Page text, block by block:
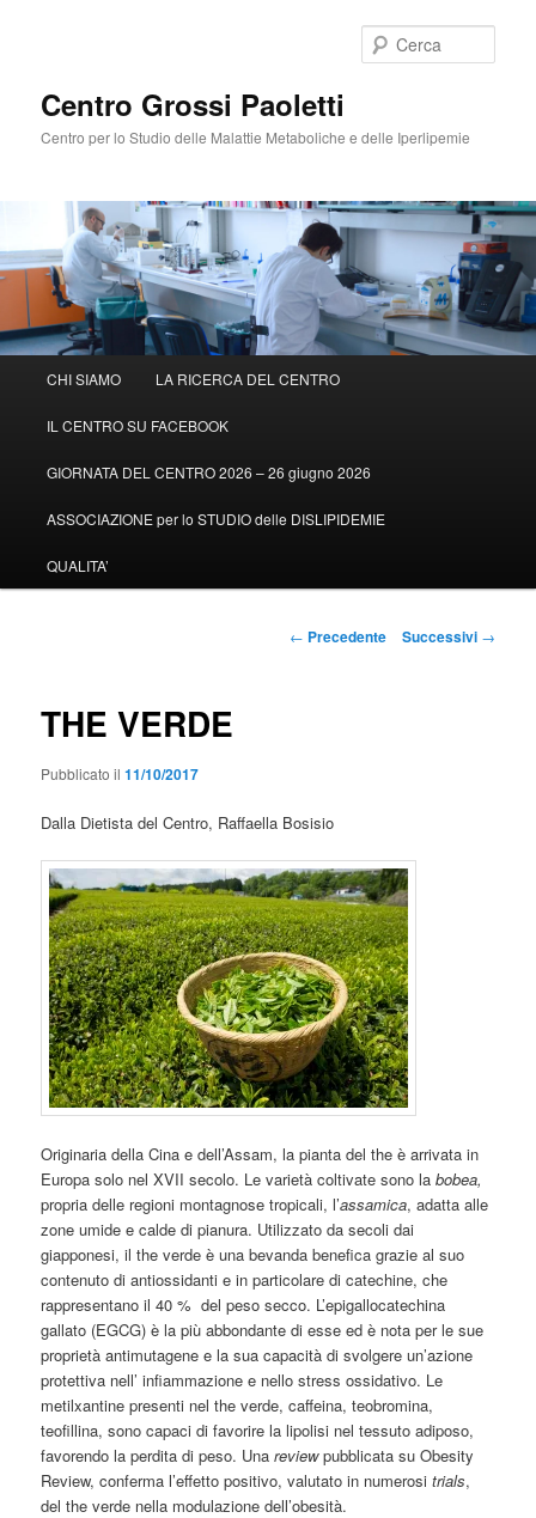
Centro Grossi Paoletti
Centro per lo Studio delle Malattie Metaboliche e delle Iperlipemie
principale
Vai
al
contenuto
CHI SIAMO LA RICERCA DEL CENTRO
IL CENTRO SU FACEBOOK
GIORNATA DEL CENTRO 2026 – 26 giugno 2026
ASSOCIAZIONE per lo STUDIO delle DISLIPIDEMIE
QUALITA’
Navigazione
← Precedente Successivi →
THE VERDE
Pubblicato il11/10/2017
Dalla Dietista del Centro, Raffaella Bosisio
Originaria della Cina e dell’Assam, la pianta del the è arrivata in
Europa solo nel XVII secolo. Le varietà coltivate sono labobea,
propria delle regioni montagnose tropicali, l’assamica, adatta alle
zone umide e calde di pianura. Utilizzato da secoli dai
giapponesi, il the verde è una bevanda benefica grazie al suo
contenuto di antiossidanti e in particolare di catechine, che
rappresentano il 40 % del peso secco. L’epigallocatechina
gallato (EGCG) è la più abbondante di esse ed è nota per le sue
proprietà antimutagene e la sua capacità di svolgere un’azione
protettiva nell’ infiammazione e nello stress ossidativo. Le
metilxantine presenti nel the verde, caffeina, teobromina,
teofillina, sono capaci di favorire la lipolisi nel tessuto adiposo,
favorendo la perdita di peso. Unareviewpubblicata su Obesity
Review, conferma l’effetto positivo, valutato in numerositrials,
del the verde nella modulazione dell’obesità.